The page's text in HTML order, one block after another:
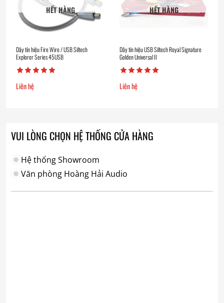
HẾT HÀNG
Dây tín hiệu Fire Wire / USB Siltech
Explorer Series 45USB
Liên hệ
HẾT HÀNG
Dây tín hiệu USB Siltech Royal Signature
Golden Universal II
Liên hệ
VUI LÒNG CHỌN HỆ THỐNG CỬA HÀNG
Hệ thống Showroom
Văn phòng Hoàng Hải Audio